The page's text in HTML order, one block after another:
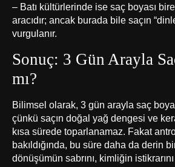
– Batı kültürlerinde ise saç boyası
aracıdır; ancak burada bile saçın
vurgulanır.
Sonuç: 3 Gün Arayla
mı?
Bilimsel olarak, 3 gün arayla saç
çünkü saçın doğal yağ dengesi ve
kısa sürede toparlanamaz. Fakat
bakıldığında, bu süre daha da derin
dönüşümün sabrını, kimliğin